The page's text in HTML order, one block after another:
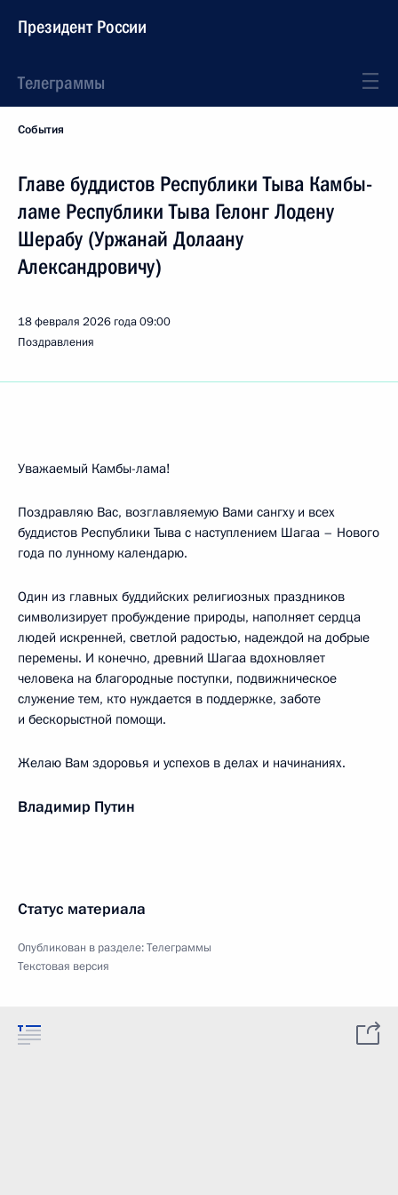
Президент России
Телеграммы
События
Главе буддистов Республики Тыва Камбы-
ламе Республики Тыва Гелонг Лодену
Шерабу (Уржанай Долаану
Александровичу)
18 февраля 2026 года09:00
Поздравления
Уважаемый Камбы-лама!
Поздравляю Вас, возглавляемую Вами сангху и всех
буддистов Республики Тыва с наступлением Шагаа – Нового
года по лунному календарю.
Один из главных буддийских религиозных праздников
символизирует пробуждение природы, наполняет сердца
людей искренней, светлой радостью, надеждой на добрые
перемены. И конечно, древний Шагаа вдохновляет
человека на благородные поступки, подвижническое
служение тем, кто нуждается в поддержке, заботе
и бескорыстной помощи.
Желаю Вам здоровья и успехов в делах и начинаниях.
Владимир Путин
Статус материала
Опубликован в разделе:Телеграммы
Текстовая версия